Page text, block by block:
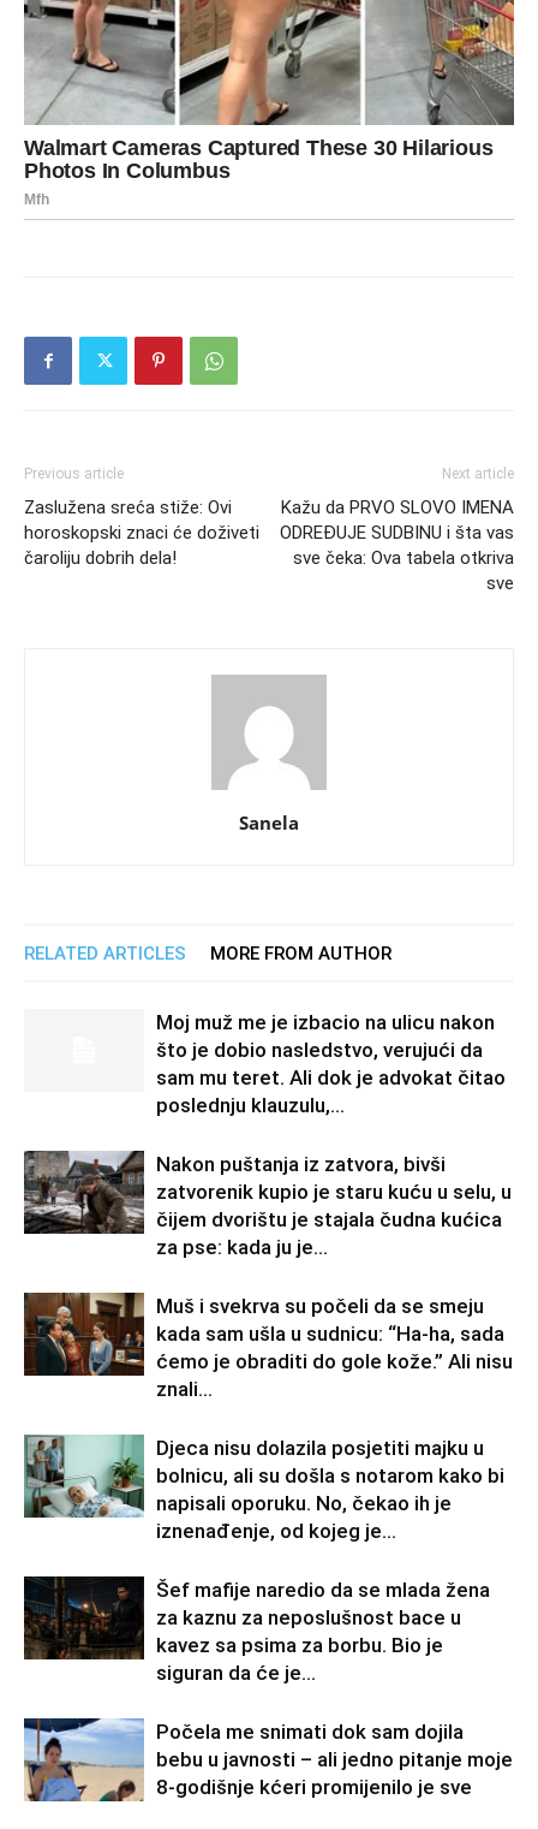
Previous article
Zaslužena sreća stiže: Ovi
horoskopski znaci će doživeti
čaroliju dobrih dela!
Next article
Kažu da PRVO SLOVO IMENA
ODREĐUJE SUDBINU i šta vas
sve čeka: Ova tabela otkriva
sve
Sanela
RELATED ARTICLES MORE FROM AUTHOR
Moj muž me je izbacio na ulicu nakon
što je dobio nasledstvo, verujući da
sam mu teret. Ali dok je advokat čitao
poslednju klauzulu,...
Nakon puštanja iz zatvora, bivši
zatvorenik kupio je staru kuću u selu, u
čijem dvorištu je stajala čudna kućica
za pse: kada ju je...
Muš i svekrva su počeli da se smeju
kada sam ušla u sudnicu: “Ha-ha, sada
ćemo je obraditi do gole kože.” Ali nisu
znali...
Djeca nisu dolazila posjetiti majku u
bolnicu, ali su došla s notarom kako bi
napisali oporuku. No, čekao ih je
iznenađenje, od kojeg je...
Šef mafije naredio da se mlada žena
za kaznu za neposlušnost bace u
kavez sa psima za borbu. Bio je
siguran da će je...
Počela me snimati dok sam dojila
bebu u javnosti – ali jedno pitanje moje
8-godišnje kćeri promijenilo je sve